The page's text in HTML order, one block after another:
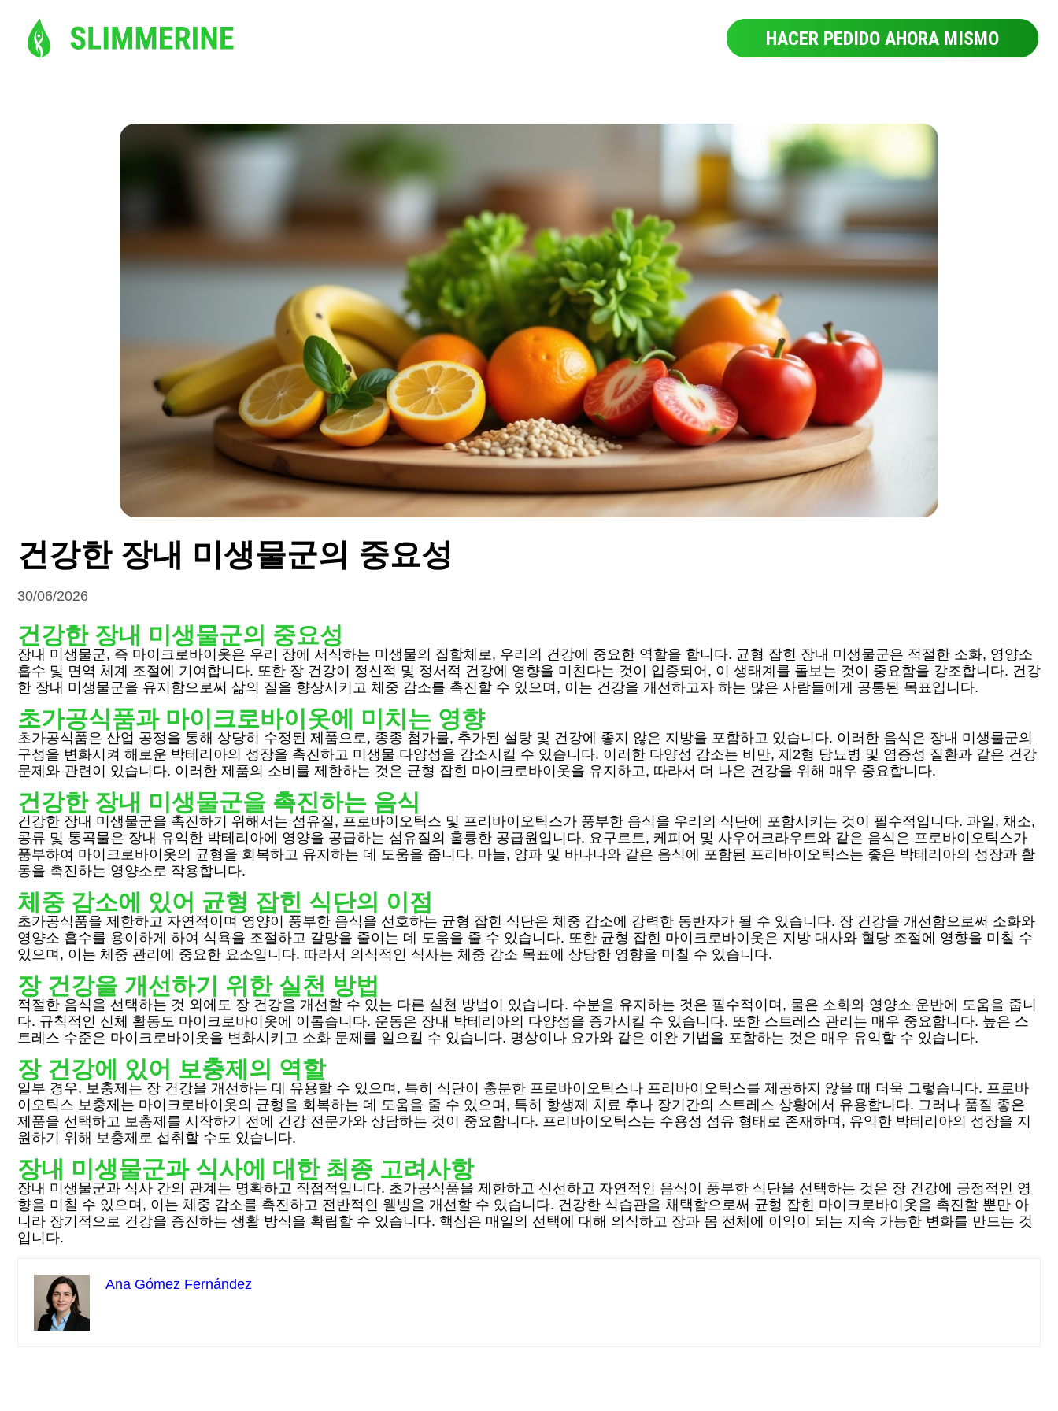
HACER PEDIDO AHORA MISMO
건강한 장내 미생물군의 중요성
30/06/2026
건강한 장내 미생물군의 중요성
장내 미생물군, 즉 마이크로바이옷은 우리 장에 서식하는 미생물의 집합체로, 우리의 건강에 중요한 역할을 합니다. 균형 잡힌 장내 미생물군은 적절한 소화, 영양소
흡수 및 면역 체계 조절에 기여합니다. 또한 장 건강이 정신적 및 정서적 건강에 영향을 미친다는 것이 입증되어, 이 생태계를 돌보는 것이 중요함을 강조합니다. 건강
한 장내 미생물군을 유지함으로써 삶의 질을 향상시키고 체중 감소를 촉진할 수 있으며, 이는 건강을 개선하고자 하는 많은 사람들에게 공통된 목표입니다.
초가공식품과 마이크로바이옷에 미치는 영향
초가공식품은 산업 공정을 통해 상당히 수정된 제품으로, 종종 첨가물, 추가된 설탕 및 건강에 좋지 않은 지방을 포함하고 있습니다. 이러한 음식은 장내 미생물군의
구성을 변화시켜 해로운 박테리아의 성장을 촉진하고 미생물 다양성을 감소시킬 수 있습니다. 이러한 다양성 감소는 비만, 제2형 당뇨병 및 염증성 질환과 같은 건강
문제와 관련이 있습니다. 이러한 제품의 소비를 제한하는 것은 균형 잡힌 마이크로바이옷을 유지하고, 따라서 더 나은 건강을 위해 매우 중요합니다.
건강한 장내 미생물군을 촉진하는 음식
건강한 장내 미생물군을 촉진하기 위해서는 섬유질, 프로바이오틱스 및 프리바이오틱스가 풍부한 음식을 우리의 식단에 포함시키는 것이 필수적입니다. 과일, 채소,
콩류 및 통곡물은 장내 유익한 박테리아에 영양을 공급하는 섬유질의 훌륭한 공급원입니다. 요구르트, 케피어 및 사우어크라우트와 같은 음식은 프로바이오틱스가
풍부하여 마이크로바이옷의 균형을 회복하고 유지하는 데 도움을 줍니다. 마늘, 양파 및 바나나와 같은 음식에 포함된 프리바이오틱스는 좋은 박테리아의 성장과 활
동을 촉진하는 영양소로 작용합니다.
체중 감소에 있어 균형 잡힌 식단의 이점
초가공식품을 제한하고 자연적이며 영양이 풍부한 음식을 선호하는 균형 잡힌 식단은 체중 감소에 강력한 동반자가 될 수 있습니다. 장 건강을 개선함으로써 소화와
영양소 흡수를 용이하게 하여 식욕을 조절하고 갈망을 줄이는 데 도움을 줄 수 있습니다. 또한 균형 잡힌 마이크로바이옷은 지방 대사와 혈당 조절에 영향을 미칠 수
있으며, 이는 체중 관리에 중요한 요소입니다. 따라서 의식적인 식사는 체중 감소 목표에 상당한 영향을 미칠 수 있습니다.
장 건강을 개선하기 위한 실천 방법
적절한 음식을 선택하는 것 외에도 장 건강을 개선할 수 있는 다른 실천 방법이 있습니다. 수분을 유지하는 것은 필수적이며, 물은 소화와 영양소 운반에 도움을 줍니
다. 규칙적인 신체 활동도 마이크로바이옷에 이롭습니다. 운동은 장내 박테리아의 다양성을 증가시킬 수 있습니다. 또한 스트레스 관리는 매우 중요합니다. 높은 스
트레스 수준은 마이크로바이옷을 변화시키고 소화 문제를 일으킬 수 있습니다. 명상이나 요가와 같은 이완 기법을 포함하는 것은 매우 유익할 수 있습니다.
장 건강에 있어 보충제의 역할
일부 경우, 보충제는 장 건강을 개선하는 데 유용할 수 있으며, 특히 식단이 충분한 프로바이오틱스나 프리바이오틱스를 제공하지 않을 때 더욱 그렇습니다. 프로바
이오틱스 보충제는 마이크로바이옷의 균형을 회복하는 데 도움을 줄 수 있으며, 특히 항생제 치료 후나 장기간의 스트레스 상황에서 유용합니다. 그러나 품질 좋은
제품을 선택하고 보충제를 시작하기 전에 건강 전문가와 상담하는 것이 중요합니다. 프리바이오틱스는 수용성 섬유 형태로 존재하며, 유익한 박테리아의 성장을 지
원하기 위해 보충제로 섭취할 수도 있습니다.
장내 미생물군과 식사에 대한 최종 고려사항
장내 미생물군과 식사 간의 관계는 명확하고 직접적입니다. 초가공식품을 제한하고 신선하고 자연적인 음식이 풍부한 식단을 선택하는 것은 장 건강에 긍정적인 영
향을 미칠 수 있으며, 이는 체중 감소를 촉진하고 전반적인 웰빙을 개선할 수 있습니다. 건강한 식습관을 채택함으로써 균형 잡힌 마이크로바이옷을 촉진할 뿐만 아
니라 장기적으로 건강을 증진하는 생활 방식을 확립할 수 있습니다. 핵심은 매일의 선택에 대해 의식하고 장과 몸 전체에 이익이 되는 지속 가능한 변화를 만드는 것
입니다.
Ana Gómez Fernández